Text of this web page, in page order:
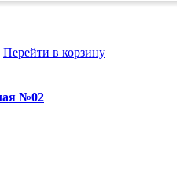
Перейти в корзину
№02